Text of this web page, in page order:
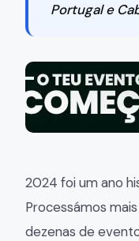
Portugal e
2024 foi um ano
Processámos
dezenas de